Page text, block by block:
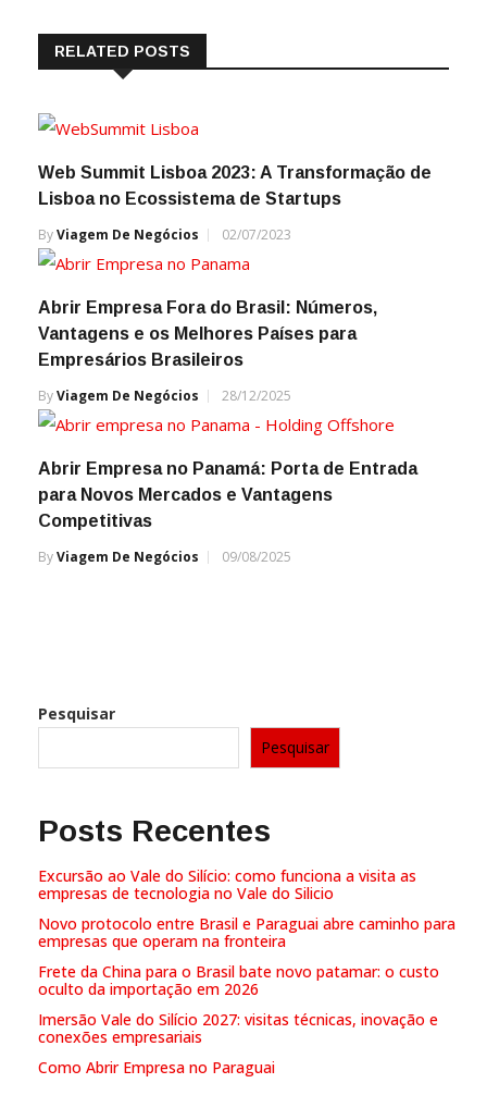
RELATED POSTS
Web Summit Lisboa 2023: A Transformação de
Lisboa no Ecossistema de Startups
ByViagem De Negócios 02/07/2023
Abrir Empresa Fora do Brasil: Números,
Vantagens e os Melhores Países para
Empresários Brasileiros
ByViagem De Negócios 28/12/2025
Abrir Empresa no Panamá: Porta de Entrada
para Novos Mercados e Vantagens
Competitivas
ByViagem De Negócios 09/08/2025
Pesquisar
Pesquisar
Posts Recentes
Excursão ao Vale do Silício: como funciona a visita as
empresas de tecnologia no Vale do Silicio
Novo protocolo entre Brasil e Paraguai abre caminho para
empresas que operam na fronteira
Frete da China para o Brasil bate novo patamar: o custo
oculto da importação em 2026
Imersão Vale do Silício 2027: visitas técnicas, inovação e
conexões empresariais
Como Abrir Empresa no Paraguai